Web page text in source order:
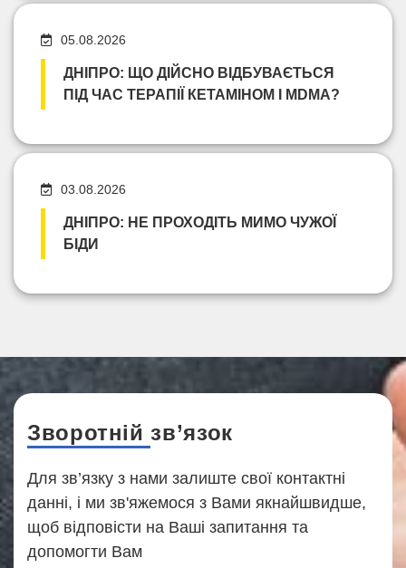
05.08.2026
ДНІПРО: ЩО ДІЙСНО ВІДБУВАЄТЬСЯ
ПІД ЧАС ТЕРАПІЇ КЕТАМІНОМ І MDMA?
03.08.2026
ДНІПРО: НЕ ПРОХОДІТЬ МИМО ЧУЖОЇ
БІДИ
Зворотній зв’язок
Для зв’язку з нами залиште свої контактні
данні, і ми зв'яжемося з Вами якнайшвидше,
щоб відповісти на Ваші запитання та
допомогти Вам